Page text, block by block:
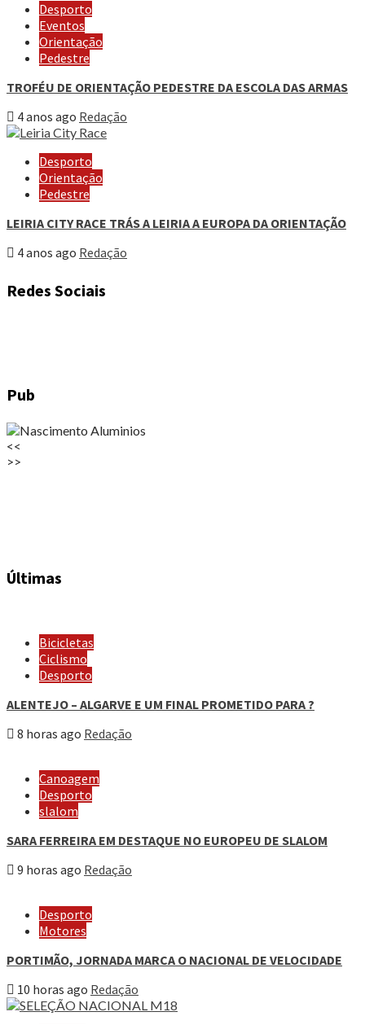
Desporto
Eventos
Orientação
Pedestre
TROFÉU DE ORIENTAÇÃO PEDESTRE DA ESCOLA DAS ARMAS
4 anos ago Redação
Desporto
Orientação
Pedestre
LEIRIA CITY RACE TRÁS A LEIRIA A EUROPA DA ORIENTAÇÃO
4 anos ago Redação
Redes Sociais
Pub
<<
>>
Últimas
Bicicletas
Ciclismo
Desporto
ALENTEJO – ALGARVE E UM FINAL PROMETIDO PARA ?
8 horas ago Redação
Canoagem
Desporto
slalom
SARA FERREIRA EM DESTAQUE NO EUROPEU DE SLALOM
9 horas ago Redação
Desporto
Motores
PORTIMÃO, JORNADA MARCA O NACIONAL DE VELOCIDADE
10 horas ago Redação